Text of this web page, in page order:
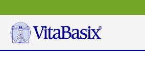
al
contenido